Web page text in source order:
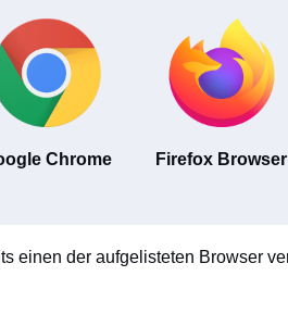
Chrome Firefox Browser
einen der aufgelisteten Browser